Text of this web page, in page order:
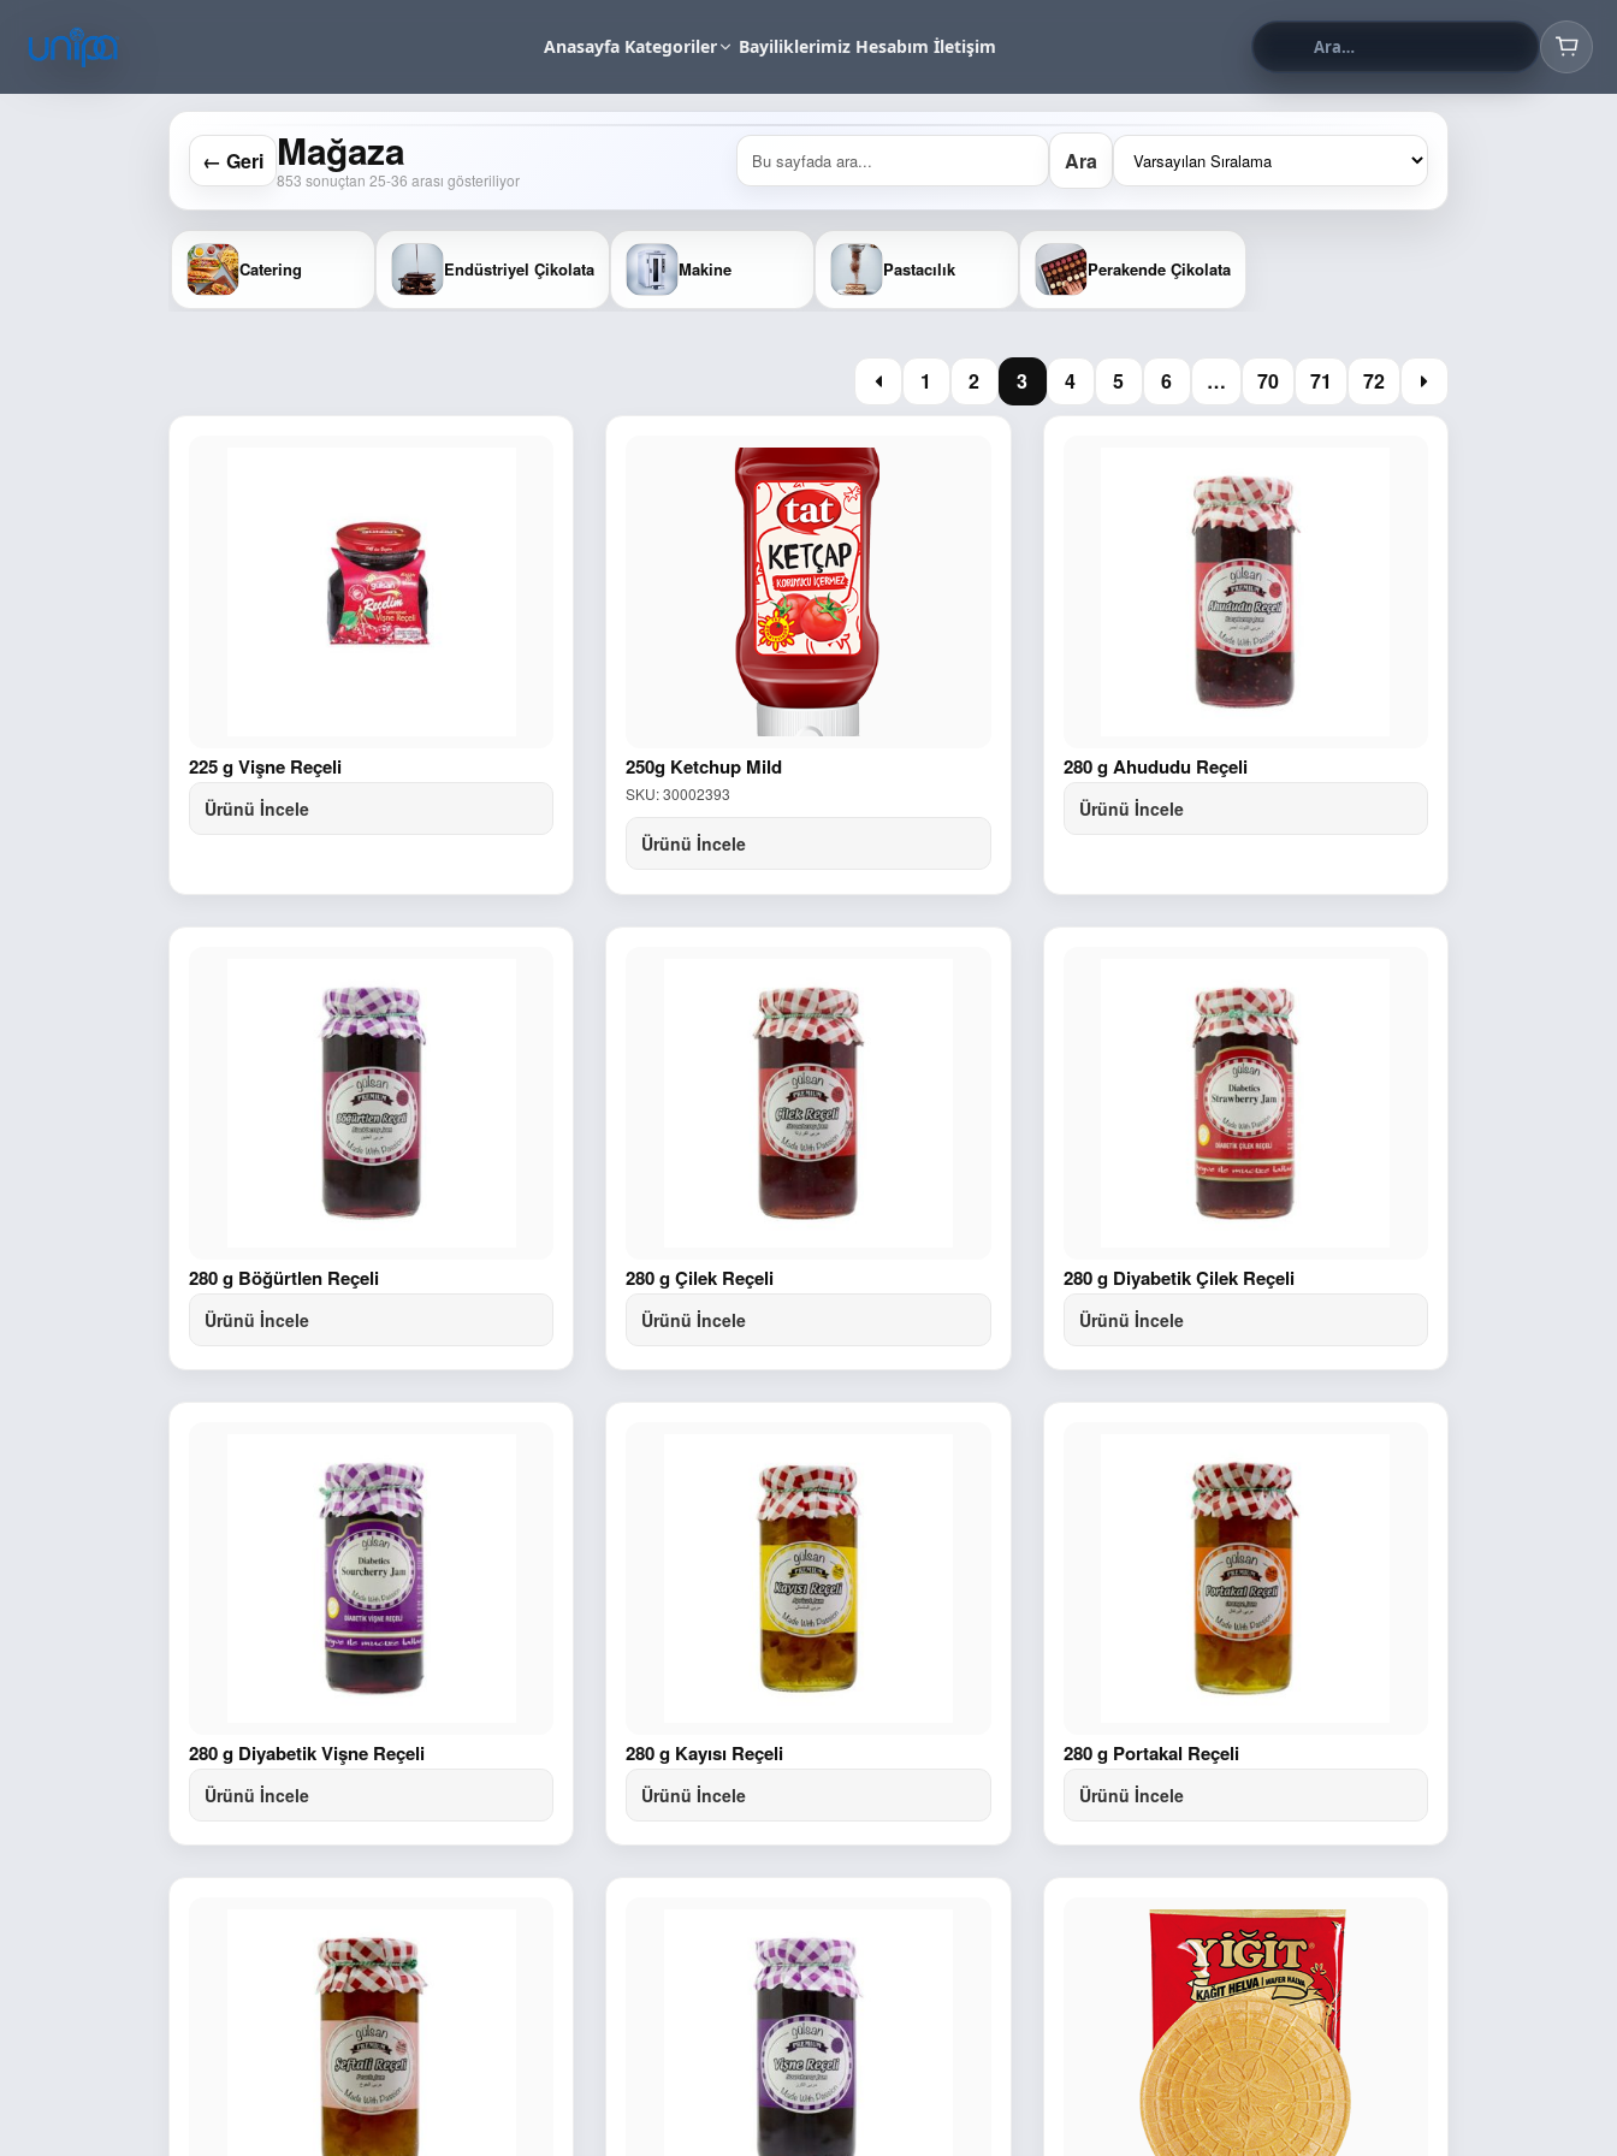
Anasayfa Kategoriler Bayiliklerimiz Hesabım İletişim
← Geri Mağaza
853 sonuçtan 25-36 arası gösteriliyor
Ara
Catering Endüstriyel Çikolata Makine Pastacılık Perakende Çikolata
1 2 3 4 5 6 … 70 71 72
225 g Vişne Reçeli
Ürünü İncele
250g Ketchup Mild
SKU: 30002393
Ürünü İncele
280 g Ahududu Reçeli
Ürünü İncele
280 g Böğürtlen Reçeli
Ürünü İncele
280 g Çilek Reçeli
Ürünü İncele
280 g Diyabetik Çilek Reçeli
Ürünü İncele
280 g Diyabetik Vişne Reçeli
Ürünü İncele
280 g Kayısı Reçeli
Ürünü İncele
280 g Portakal Reçeli
Ürünü İncele